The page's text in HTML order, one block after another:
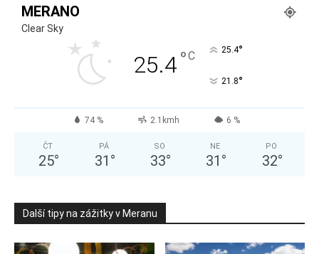
MERANO
Clear Sky
25.4°C 25.4°
21.8°
74 % 2.1kmh 6 %
ČT
25°
PÁ
31 °
SO
33°
NE
31 °
PO
32°
Další tipy na zážitky v Meranu